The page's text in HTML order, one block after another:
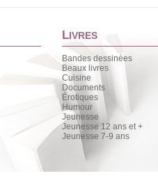
Chargement de la liste
LIVRES
Bandes dessinées
Beaux livres
Cuisine
Documents
Érotiques
Humour
Jeunesse
Jeunesse 12 ans et +
Jeunesse 7-9 ans